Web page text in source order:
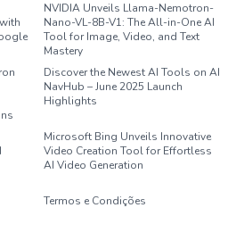
NVIDIA Unveils Llama-Nemotron-
Nano-VL-8B-V1: The All-in-One AI
Tool for Image, Video, and Text
Mastery
Discover the Newest AI Tools on AI
NavHub – June 2025 Launch
Highlights
Microsoft Bing Unveils Innovative
Video Creation Tool for Effortless
AI Video Generation
Termos e Condições